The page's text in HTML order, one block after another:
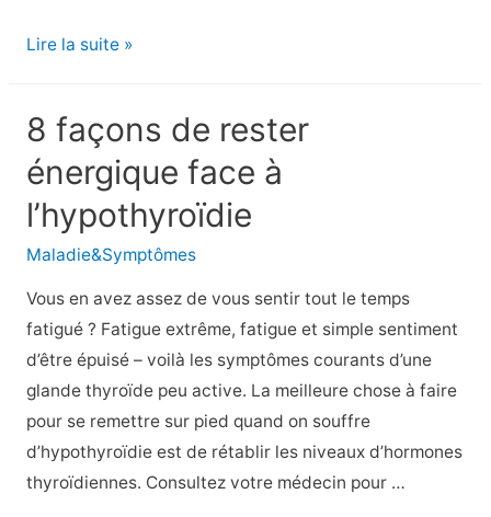
Des
aggravent
l’arthrose
genou
Lire la suite »
8 façons de rester
énergique face à
l’hypothyroïdie
Maladie&Symptômes
Vous en avez assez de vous sentir tout le temps
fatigué ? Fatigue extrême, fatigue et simple sentiment
d’être épuisé – voilà les symptômes courants d’une
glande thyroïde peu active. La meilleure chose à faire
pour se remettre sur pied quand on souffre
d’hypothyroïdie est de rétablir les niveaux d’hormones
thyroïdiennes. Consultez votre médecin pour …